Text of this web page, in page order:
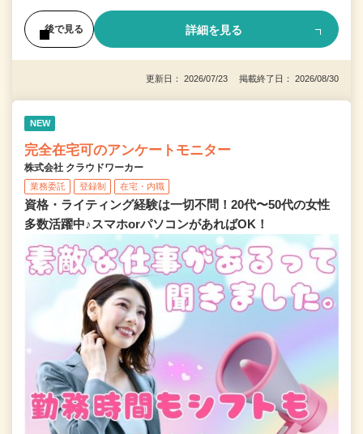
後で見る 詳細を見る
更新日： 2026/07/23 掲載終了日： 2026/08/30
NEW
完全在宅可のアンケートモニター
株式会社 クラウドワーカー
業務委託 登録制 在宅・内職
資格・ライティング経験は一切不問！20代〜50代の女性
多数活躍中♪スマホorパソコンがあればOK！